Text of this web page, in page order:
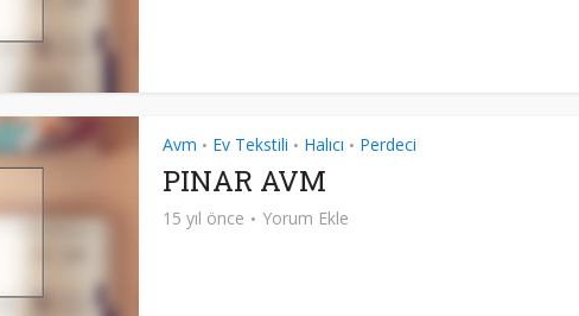
Avm • Ev Tekstili • Halıcı • Perdeci
PINAR AVM
15 yıl önce Yorum Ekle